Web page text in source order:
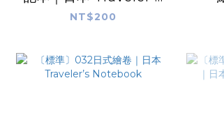
Notebook
NT$200